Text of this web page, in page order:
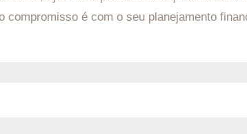
compromisso é com o seu planejamento